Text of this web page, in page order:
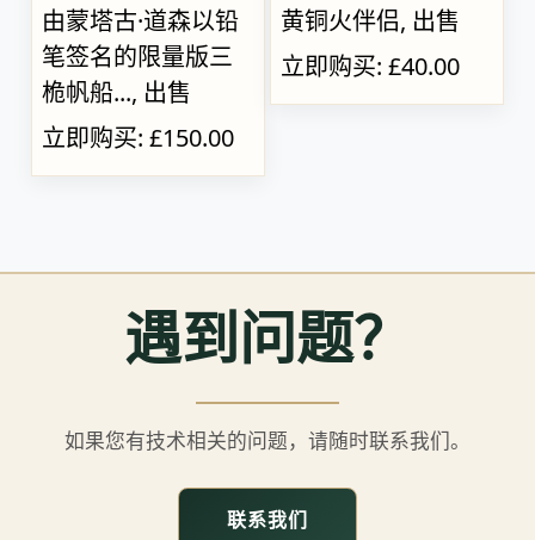
由蒙塔古·道森以铅
笔签名的限量版三
桅帆船..., 出售
立即购买: £150.00
黄铜火伴侣, 出售
立即购买: £40.00
遇到问题？
如果您有技术相关的问题，请随时联系我们。
联系我们